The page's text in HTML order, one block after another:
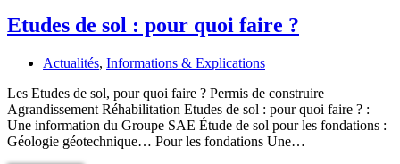
Etudes de sol : pour quoi faire ?
Actualités, Informations & Explications
Les Etudes de sol, pour quoi faire ? Permis de construire
Agrandissement Réhabilitation Etudes de sol : pour quoi faire ? :
Une information du Groupe SAE Étude de sol pour les fondations :
Géologie géotechnique… Pour les fondations Une…